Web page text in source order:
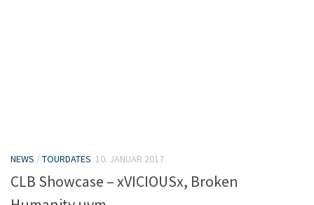
NEWS /TOURDATES 10. JANUAR 2017
CLB Showcase – xVICIOUSx, Broken